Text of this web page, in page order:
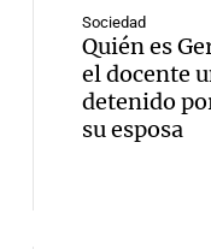
Episodios
de
entre
por
Audio.
contra
Sociedad
Quién es
el docente
detenido
su esposa